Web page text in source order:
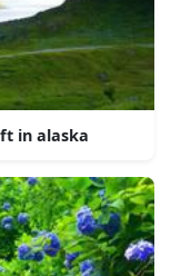
in alaska